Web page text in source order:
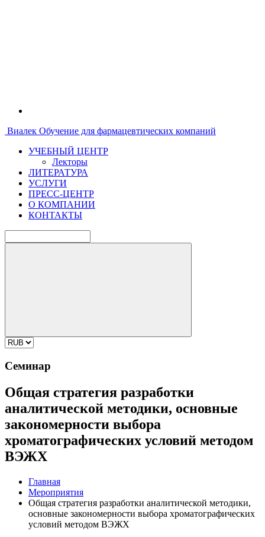
Виалек Обучение для фармацевтических компаний
УЧЕБНЫЙ ЦЕНТР
Лекторы
ЛИТЕРАТУРА
УСЛУГИ
ПРЕСС-ЦЕНТР
О КОМПАНИИ
КОНТАКТЫ
Семинар
Общая стратегия разработки
аналитической методики, основные
закономерности выбора
хроматографических условий методом
ВЭЖХ
Главная
Мероприятия
Общая стратегия разработки аналитической методики,
основные закономерности выбора хроматографических
условий методом ВЭЖХ